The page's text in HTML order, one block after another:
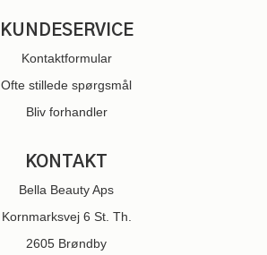
KUNDESERVICE
Kontaktformular
Ofte stillede spørgsmål
Bliv forhandler
KONTAKT
Bella Beauty Aps
Kornmarksvej 6 St. Th.
2605 Brøndby